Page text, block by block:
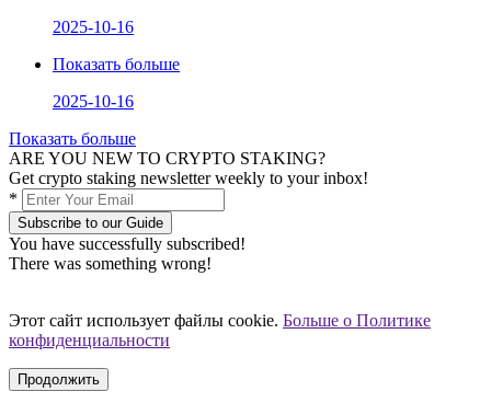
2025-10-16
Показать больше
2025-10-16
Показать больше
ARE YOU NEW TO CRYPTO STAKING?
Get crypto staking newsletter weekly to your inbox!
*
Subscribe to our Guide
You have successfully subscribed!
There was something wrong!
Этот сайт использует файлы cookie. Больше о Политике
конфиденциальности
Продолжить